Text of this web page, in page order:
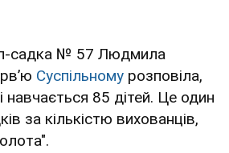
садка № 57 Людмила
Суспільному розповіла,
навчається 85 дітей. Це один
за кількістю вихованців,